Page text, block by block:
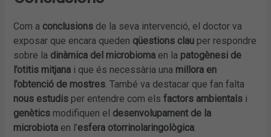
Com a conclusions de la seva intervenció, el doctor va
exposar que encara queden qüestions clau per respondre
sobre la dinàmica del microbioma en la patogènesi de
l’otitis mitjana i que és necessària una millora en
l’obtenció de mostres. També va destacar que fan falta
nous estudis per entendre com elsfactors ambientals i
genètics modifiquen el desenvolupament de la
microbiota en l’esfera otorrinolaringològica.